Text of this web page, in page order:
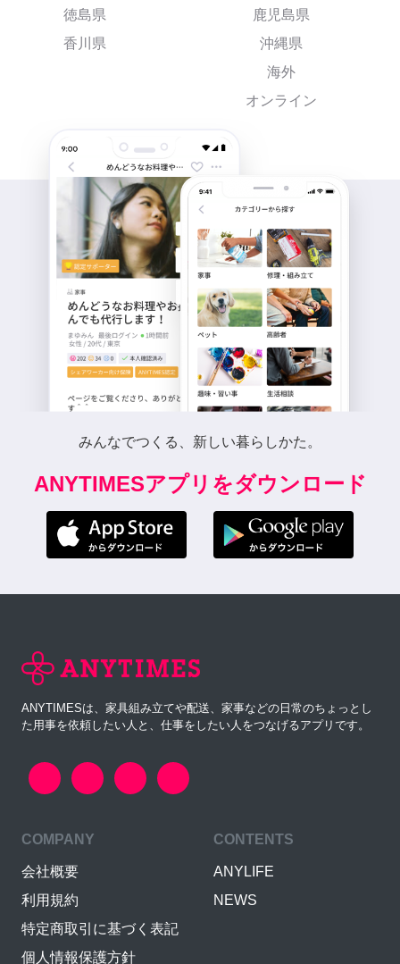
徳島県
香川県
鹿児島県
沖縄県
海外
オンライン
みんなでつくる、新しい暮らしかた。
ANYTIMESアプリをダウンロード
ANYTIMESは、家具組み立てや配送、家事などの日常のちょっとし
た用事を依頼したい人と、仕事をしたい人をつなげるアプリです。
COMPANY
会社概要
利用規約
特定商取引に基づく表記
個人情報保護方針
CONTENTS
ANYLIFE
NEWS